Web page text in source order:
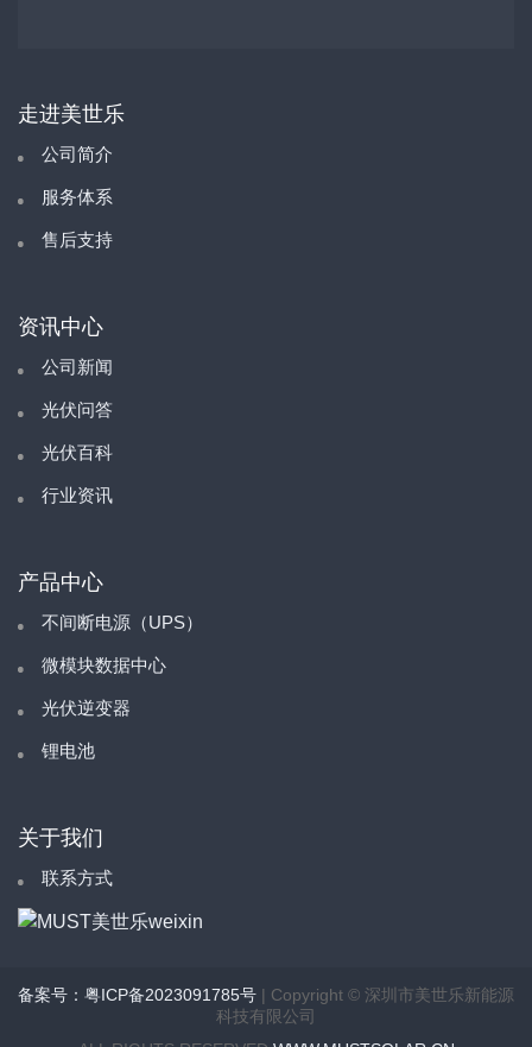
走进美世乐
公司简介
服务体系
售后支持
资讯中心
公司新闻
光伏问答
光伏百科
行业资讯
产品中心
不间断电源（UPS）
微模块数据中心
光伏逆变器
锂电池
关于我们
联系方式
备案号：粤ICP备2023091785号 | Copyright © 深圳市美世乐新能源
科技有限公司